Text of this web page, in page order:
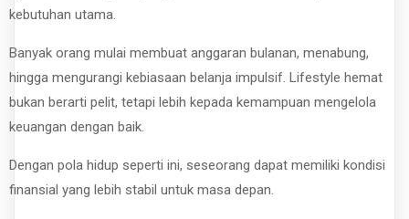
kebutuhan utama.
Banyak orang mulai membuat anggaran bulanan, menabung,
hingga mengurangi kebiasaan belanja impulsif. Lifestyle hemat
bukan berarti pelit, tetapi lebih kepada kemampuan mengelola
keuangan dengan baik.
Dengan pola hidup seperti ini, seseorang dapat memiliki kondisi
finansial yang lebih stabil untuk masa depan.